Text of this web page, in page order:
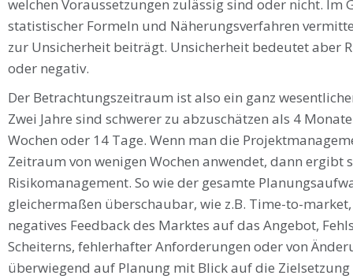
welchen Voraussetzungen zulässig sind oder nicht. Im
statistischer Formeln und Näherungsverfahren
zur Unsicherheit beiträgt. Unsicherheit bedeutet aber
oder negativ.
Der Betrachtungszeitraum ist also ein ganz
Zwei Jahre sind schwerer zu abzuschätzen als 4
Wochen oder 14 Tage. Wenn man die
Zeitraum von wenigen Wochen anwendet, dann ergibt
Risikomanagement. So wie der gesamte
gleichermaßen überschaubar, wie z.B. Time-to-
negatives Feedback des Marktes auf das Angebot,
Scheiterns, fehlerhafter Anforderungen oder von
überwiegend auf Planung mit Blick auf die Zielsetzung